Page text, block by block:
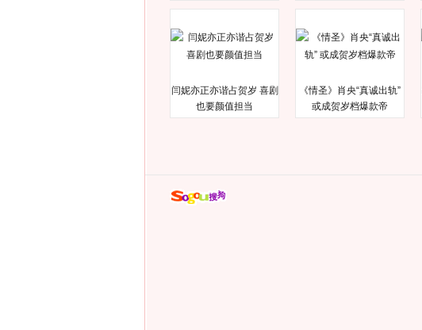
闫妮亦正亦谐占贺岁 喜剧
也要颜值担当
《情圣》肖央“真诚出轨”
或成贺岁档爆款帝